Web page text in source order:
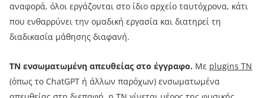
αναφορά, όλοι εργάζονται στο ίδιο αρχείο ταυτόχρονα, κάτι
που ενθαρρύνει την ομαδική εργασία και διατηρεί τη
διαδικασία μάθησης διαφανή.
ΤΝ ενσωματωμένη απευθείας στο έγγραφο. Με plugins ΤΝ
(όπως το ChatGPT ή άλλων παρόχων) ενσωματωμένα